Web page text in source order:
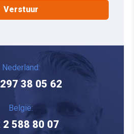
Nederland:
38 05 62
België:
2 588 80 07